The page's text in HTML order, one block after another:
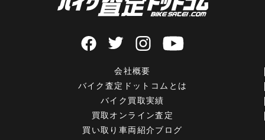
会社概要
バイク査定ドットコムとは
バイク買取実績
買取オンライン査定
買い取り車両紹介ブログ